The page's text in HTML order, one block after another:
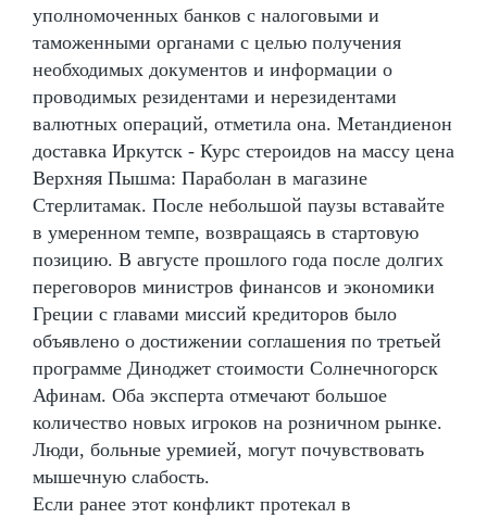
уполномоченных банков с налоговыми и
таможенными органами с целью получения
необходимых документов и информации о
проводимых резидентами и нерезидентами
валютных операций, отметила она. Метандиенон
доставка Иркутск - Курс стероидов на массу цена
Верхняя Пышма: Параболан в магазине
Стерлитамак. После небольшой паузы вставайте
в умеренном темпе, возвращаясь в стартовую
позицию. В августе прошлого года после долгих
переговоров министров финансов и экономики
Греции с главами миссий кредиторов было
объявлено о достижении соглашения по третьей
программе Диноджет стоимости Солнечногорск
Афинам. Оба эксперта отмечают большое
количество новых игроков на розничном рынке.
Люди, больные уремией, могут почувствовать
мышечную слабость.
Если ранее этот конфликт протекал в